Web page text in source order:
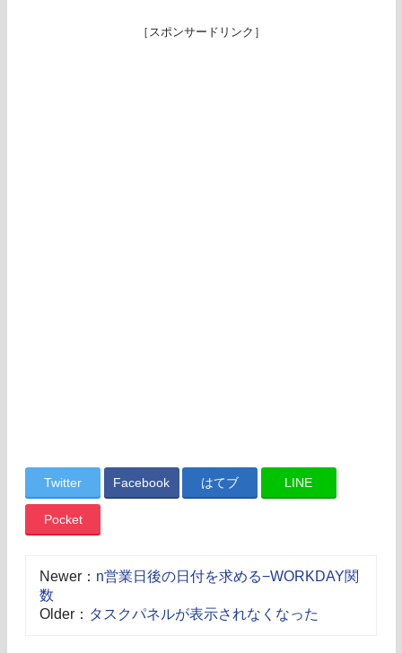
［スポンサードリンク］
Twitter Facebook はてブ LINE
Pocket
Newer： n営業日後の日付を求める−WORKDAY関
数
Older： タスクパネルが表示されなくなった